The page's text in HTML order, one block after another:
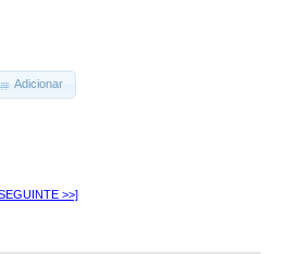
Adicionar
>>]